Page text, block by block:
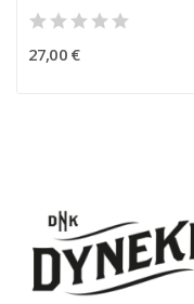
27,00 €